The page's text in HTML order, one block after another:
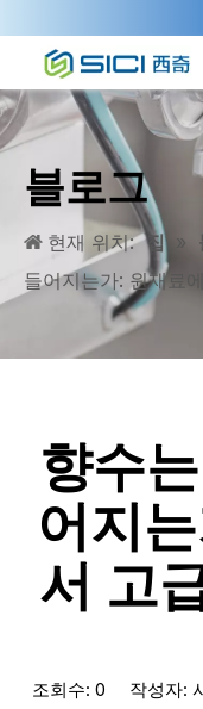
블로그
현재 위치: 집 »
들어지는가: 원재료
향수
어지
서 고
조회수: 0 작성자: